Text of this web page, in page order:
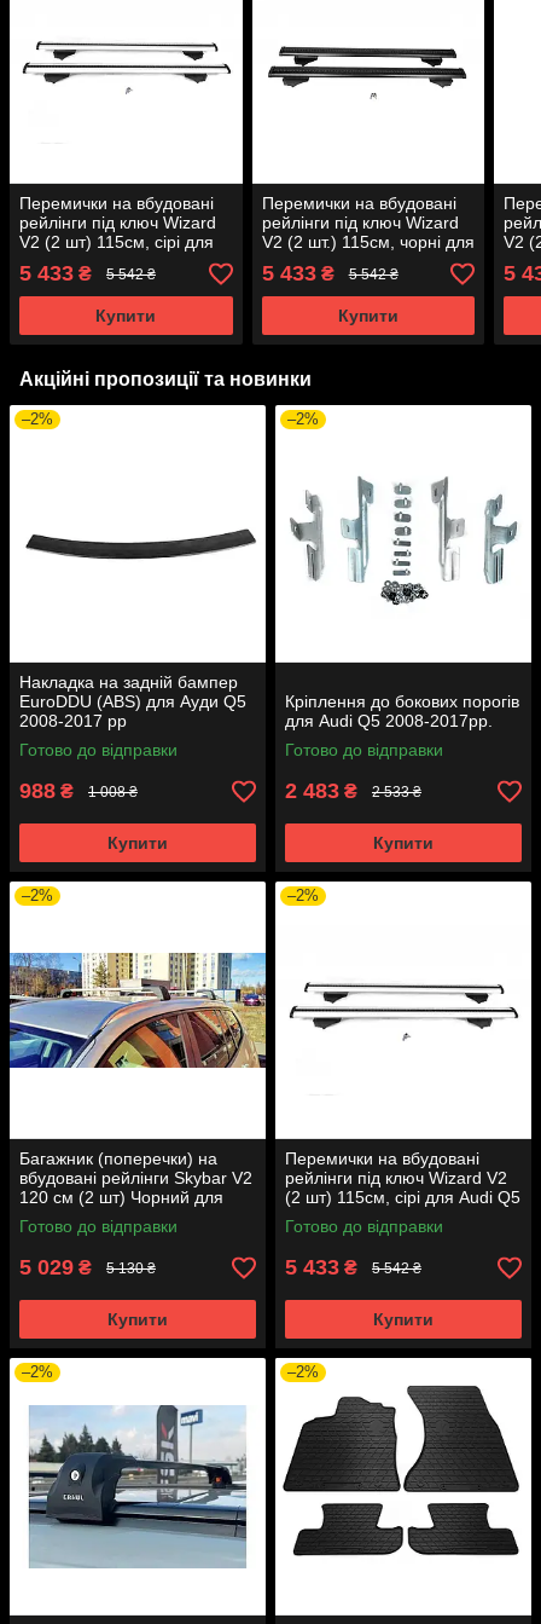
Перемички на вбудовані
рейлінги під ключ Wizard
V2 (2 шт) 115см, сірі для
Audi Q5 2017-2025р.
5 433 ₴ 5 542 ₴
Купити
Перемички на вбудовані
рейлінги під ключ Wizard
V2 (2 шт.) 115см, чорні для
Audi Q5 2017-2025рр.
5 433₴ 5 542 ₴
Купити
V2
5
Акційні пропозиції та новинки
–2%
Накладка на задній бампер
EuroDDU (ABS) для Ауди Q5
2008-2017 рр
Готово до відправки
988 ₴ 1 008 ₴
Купити
–2%
Кріплення до бокових порогів
для Audi Q5 2008-2017рр.
Готово до відправки
2 483 ₴ 2 533 ₴
Купити
–2%
Багажник (поперечки) на
вбудовані рейлінги Skybar V2
120 см (2 шт) Чорний для
Ауди Q5 2008-2017рр.
Готово до відправки
5 029 ₴ 5 130 ₴
Купити
–2%
Перемички на вбудовані
рейлінги під ключ Wizard V2
(2 шт) 115см, сірі для Audi Q5
2008-2017рр.
Готово до відправки
5 433 ₴ 5 542 ₴
Купити
–2% –2%